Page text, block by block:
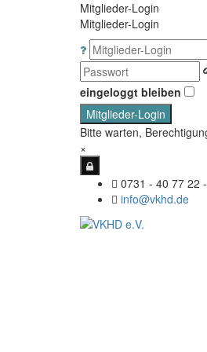
Mitglieder-Login
Mitglieder-Login
eingeloggt bleiben
Mitglieder-Login
Bitte warten,
×
0731 - 40 77 22
info@vkhd.de